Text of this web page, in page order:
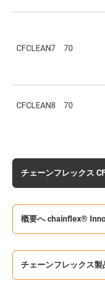
CFCLEAN7 70
CFCLEAN8 70
チェーンフレックス
概要へ chainflex®
チェーンフレックス製